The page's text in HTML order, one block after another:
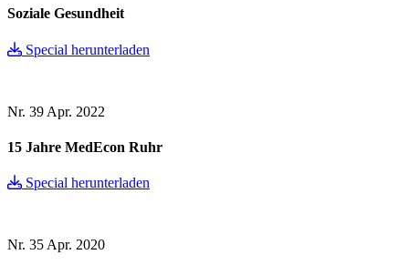
Soziale Gesundheit
Special herunterladen
Nr. 39 Apr. 2022
15 Jahre MedEcon Ruhr
Special herunterladen
Nr. 35 Apr. 2020